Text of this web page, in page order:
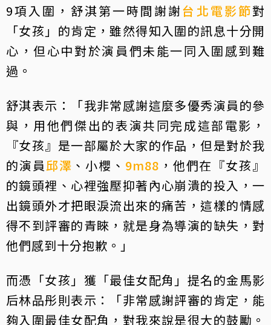
9項入圍，舒淇第一時間謝謝台北電影節對
「女孩」的肯定，雖然得知入圍的訊息十分開
心，但心中對於演員們未能一同入圍感到難
過。
舒淇表示：「我非常感謝這麼多優秀演員的參
與，用他們傑出的表演共同完成這部電影，
『女孩』是一部屬於大家的作品，但是對於我
的演員邱澤 、小櫻、 9m88 ，他們在『女孩』
的鏡頭裡、心裡強壓抑著內心崩潰的投入，一
出鏡頭外才把眼淚流出來的痛苦，這樣的情感
得不到評審的青睞，就是身為導演的缺失，對
他們感到十分抱歉。」
而憑「女孩」獲「最佳女配角」提名的金馬影
后林品彤則表示：「非常感謝評審的肯定，能
夠入圍最佳女配角，對我來說是很大的鼓勵。